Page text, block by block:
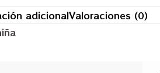
adicionalValoraciones (0)